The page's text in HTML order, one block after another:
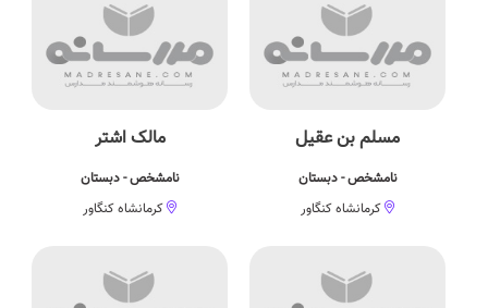
مسلم بن عقیل
نامشخص - دبستان
کرمانشاه کنگاور
مالک اشتر
نامشخص - دبستان
کرمانشاه کنگاور